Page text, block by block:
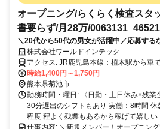
オープニング/らくらく検査スタ
書要らず/月28万/
＼20代から50代の男女が活躍中／応募す
OK！「履歴書ナシで応募OK！」
株式会社ワールドインテック
アクセス: JR鹿児島本線：植木駅から車で25分 熊本電気鉄道菊池線：
御代志駅から車で15分 ＊車・バイク通勤
費規定支給 ＼こんなエリアから通勤している先輩も／ 菊池市・山鹿
市・合志市・熊本市北区 玉名市・玉名
郡大津町・菊池郡菊陽町 お車での通勤
時給1,400円～1,750円
熊本県菊池市
勤務時間・曜日: 〈日勤・土日休み×残業
30分遅出のシフトもあり 実働：8時間
程度 程よく残業もあるから稼げて嬉しい
仕事内容: ＼新規メンバー！オープニン